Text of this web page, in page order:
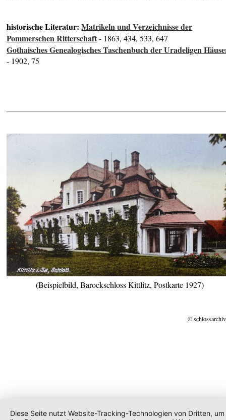
historische Literatur:Matrikeln und Verzeichnisse der
Pommerschen Ritterschaft- 1863, 434, 533, 647
Gothaisches Genealogisches Taschenbuch der Uradeligen
- 1902, 75
(Beispielbild, Barockschloss Kittlitz, Postkarte 1927)
©
Diese Seite nutzt Website-Tracking-Technologien von Dritten, um